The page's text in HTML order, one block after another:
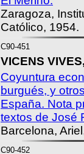
Zaragoza,
Católico, 1954.
C90-451
VICENS
Coyuntura
burgués, y
España. Nota
textos de José
Barcelona,
C90-452